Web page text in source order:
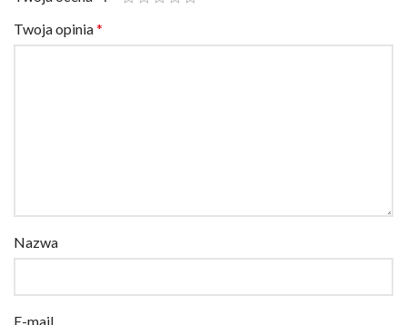
Twoja opinia *
Nazwa
E-mail